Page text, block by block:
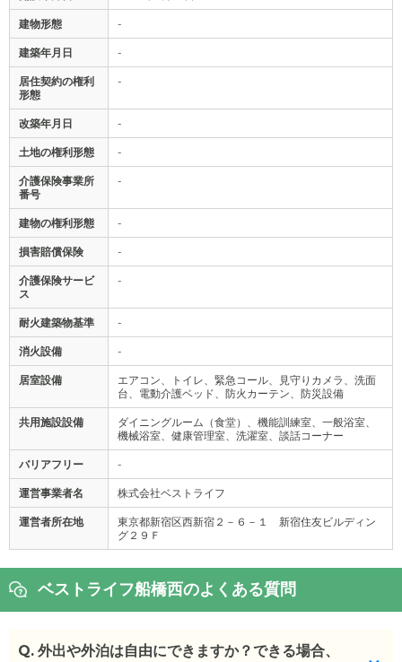
建物形態 -
建築年月日 -
居住契約の権利
形態
-
改築年月日 -
土地の権利形態 -
介護保険事業所
番号
-
建物の権利形態 -
損害賠償保険 -
介護保険サービ
ス
-
耐火建築物基準 -
消火設備 -
居室設備
エアコン、トイレ、緊急コール、見守りカメラ、洗面
台、電動介護ベッド、防火カーテン、防災設備
共用施設設備
ダイニングルーム（食堂）、機能訓練室、一般浴室、
機械浴室、健康管理室、洗濯室、談話コーナー
バリアフリー -
運営事業者名 株式会社ベストライフ
運営者所在地
東京都新宿区西新宿２－６－１ 新宿住友ビルディン
グ２９Ｆ
ベストライフ船橋西のよくある質問
Q. 外出や外泊は自由にできますか？できる場合、